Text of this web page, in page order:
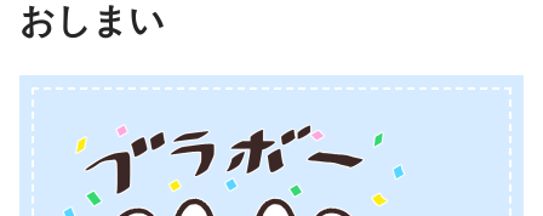
おしまい